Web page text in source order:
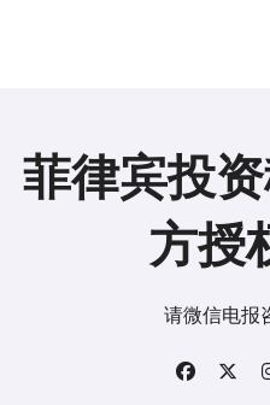
菲律宾投
方授
请微信电报